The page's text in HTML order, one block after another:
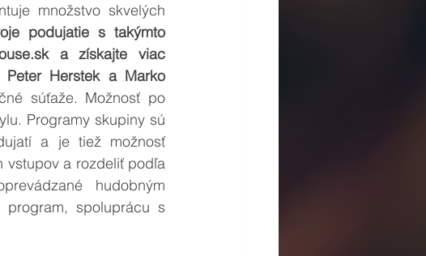
množstvo skvelých
podujatie s takýmto
a získajte viac
Peter Herstek a Marko
súťaže. Možnosť po
Programy skupiny sú
a je tiež možnosť
vstupov a rozdeliť podľa
hudobným
program, spoluprácu s